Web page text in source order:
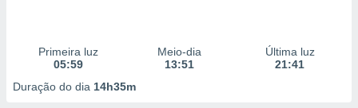
Primeira luz
05:59
Meio-dia
13:51
Última luz
21:41
Duração do dia 14h35m